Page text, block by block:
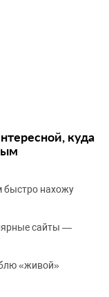
куда
быстро нахожу
сайты —
«живой»